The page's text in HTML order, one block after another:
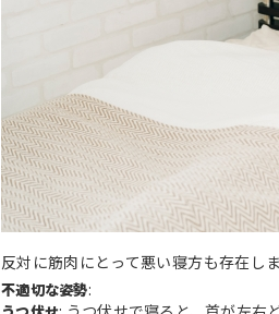
反対に筋肉にとって悪い寝方も存在しま
不適切な姿勢: